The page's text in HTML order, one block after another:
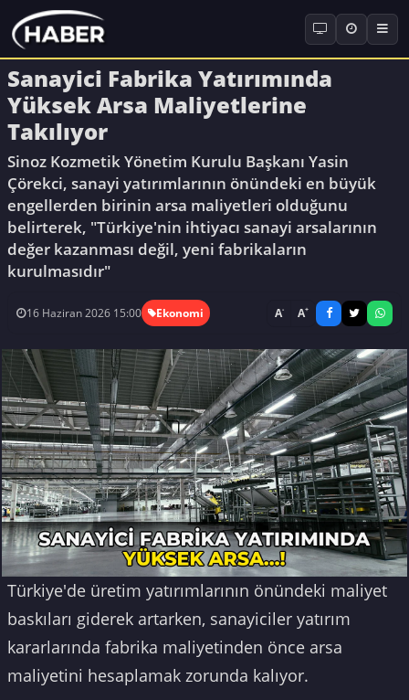
Sanayici Fabrika Yatırımında
Yüksek Arsa Maliyetlerine
Takılıyor
Sinoz Kozmetik Yönetim Kurulu Başkanı Yasin
Çörekci, sanayi yatırımlarının önündeki en büyük
engellerden birinin arsa maliyetleri olduğunu
belirterek, "Türkiye'nin ihtiyacı sanayi arsalarının
değer kazanması değil, yeni fabrikaların
kurulmasıdır"
16 Haziran 2026 15:00 Ekonomi A- A+
Türkiye'de üretim yatırımlarının önündeki maliyet
baskıları giderek artarken, sanayiciler yatırım
kararlarında fabrika maliyetinden önce arsa
maliyetini hesaplamak zorunda kalıyor.